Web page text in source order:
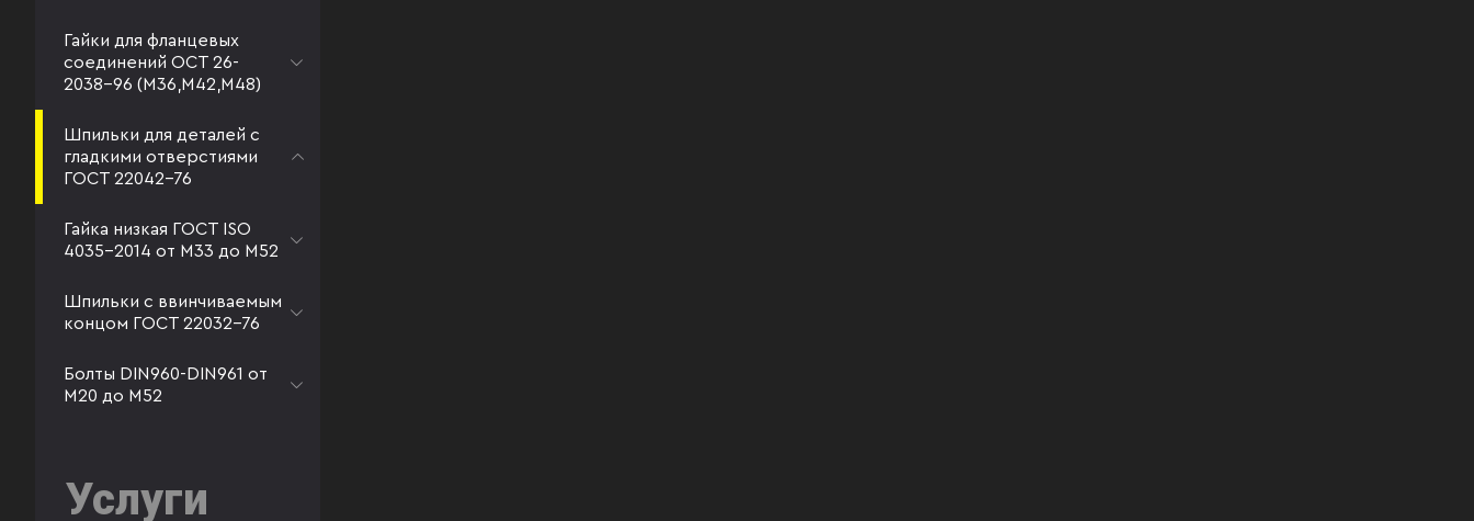
Гайки для фланцевых
соединений ОСТ 26-
2038-96 (М36,М42,М48)
Шпильки для деталей с
гладкими отверстиями
ГОСТ 22042-76
Гайка низкая ГОСТ ISO
4035-2014 от М33 до М52
Шпильки с ввинчиваемым
концом ГОСТ 22032-76
Болты DIN960-DIN961 от
М20 до М52
Услуги